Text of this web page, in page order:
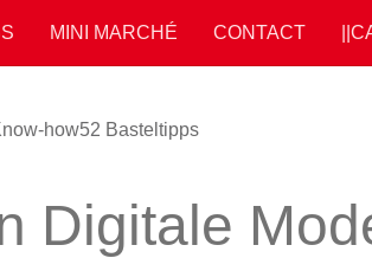
MINI MARCHÉ CONTACT
how52 Basteltipps
Digitale